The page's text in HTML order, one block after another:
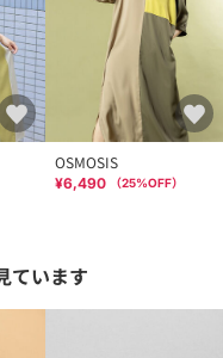
OSMOSIS
¥6,490 （25%OFF）